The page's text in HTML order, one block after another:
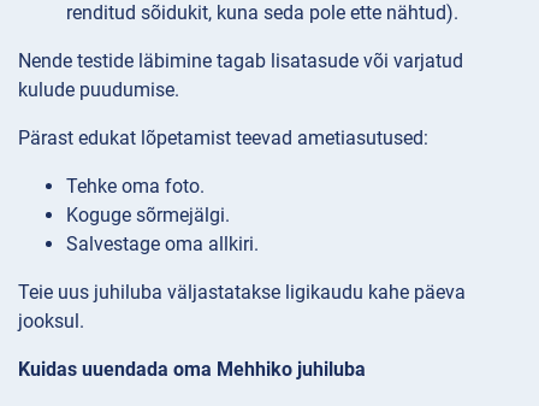
renditud sõidukit, kuna seda pole ette nähtud).
Nende testide läbimine tagab lisatasude või varjatud
kulude puudumise.
Pärast edukat lõpetamist teevad ametiasutused:
Tehke oma foto.
Koguge sõrmejälgi.
Salvestage oma allkiri.
Teie uus juhiluba väljastatakse ligikaudu kahe päeva
jooksul.
Kuidas uuendada oma Mehhiko juhiluba